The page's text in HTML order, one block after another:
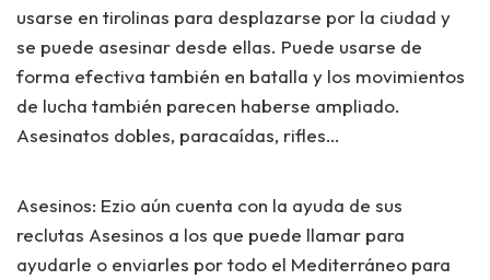
usarse en tirolinas para desplazarse por la ciudad y
se puede asesinar desde ellas. Puede usarse de
forma efectiva también en batalla y los movimientos
de lucha también parecen haberse ampliado.
Asesinatos dobles, paracaídas, rifles…
Asesinos: Ezio aún cuenta con la ayuda de sus
reclutas Asesinos a los que puede llamar para
ayudarle o enviarles por todo el Mediterráneo para